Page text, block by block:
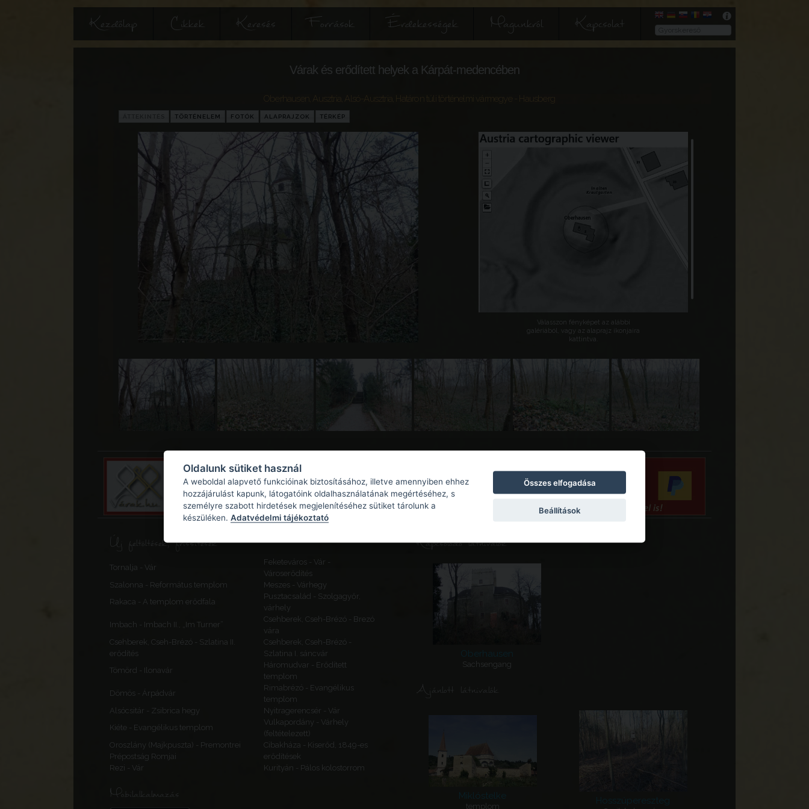
Kezdőlap Cikkek Keresés Források Érdekességek Magunkról Kapcsolat
Várak és erődített helyek a Kárpát-medencében
Ausztria Alsó-Ausztria Határon túli történelmi vármegye
TÖRTÉNELEM FOTÓK ALAPRAJZOK TÉRKÉP
Válasszon fényképet az alábbi
galériából, vagy az alaprajz ikonjaira
kattintva.
Új feltöltések, frissítések
Tornalja - Vár
Feketeváros - Vár -
Városerődítés
Szalonna - Református templom
Meszes - Várhegy
Rakaca - A templom erődfala
Pusztacsalád - Szolgagyőr,
várhely
Imbach - Imbach II., „Im Turner”
Csehberek, Cseh-Brézó - Brezó
vára
Csehberek, Cseh-Brézó - Szlatina II.
erődítés
Csehberek, Cseh-Brézó -
Szlatina I. sáncvár
Tömörd - Ilonavár
Háromudvar - Erődített
templom
Dömös - Árpádvár
Rimabrézó - Evangélikus
templom
Alsócsitár - Zsibrica hegy
Nyitragerencsér - Vár
Kiéte - Evangélikus templom
Vulkapordány - Várhely
(feltételezett)
Oroszlány (Majkpuszta) - Premontrei
Prépostság Romjai
Cibakháza - Kiserőd, 1849-es
erődítések
Rezi - Vár
Kurityán - Pálos kolostorrom
Mobilalkalmazás
Kapcsolódó látnivalók
Oberhausen
Sachsengang
Ajánlott látnivalók
Miklóstelke
templom
Hosszúpereszteg
Oldalunk sütiket használ
A weboldal alapvető funkcióinak biztosításához, illetve amennyiben ehhez
hozzájárulást kapunk, látogatóink oldalhasználatának megértéséhez, s
személyre szabott hirdetések megjelenítéséhez sütiket tárolunk a
készüléken. Adatvédelmi tájékoztató
Összes elfogadása
Beállítások